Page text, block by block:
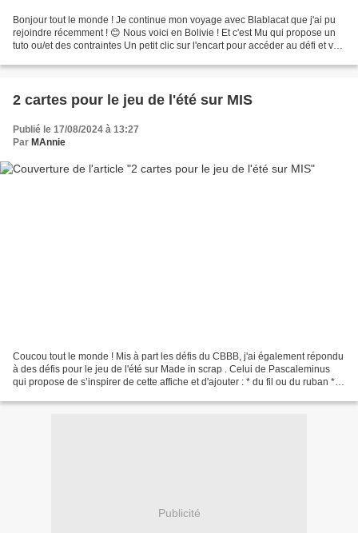
Bonjour tout le monde ! Je continue mon voyage avec Blablacat que j'ai pu
rejoindre récemment ! 😊 Nous voici en Bolivie ! Et c'est Mu qui propose un
tuto ou/et des contraintes Un petit clic sur l'encart pour accéder au défi et voir
2 cartes pour le jeu de l'été sur MIS
Publié le 17/08/2024 à 13:27
Par MAnnie
Coucou tout le monde ! Mis à part les défis du CBBB, j'ai également répondu
à des défis pour le jeu de l'été sur Made in scrap . Celui de Pascaleminus
qui propose de s’inspirer de cette affiche et d'ajouter : * du fil ou du ruban *
Publicité